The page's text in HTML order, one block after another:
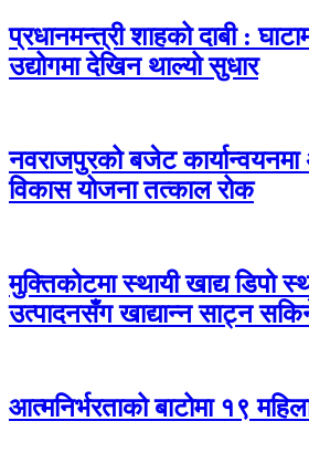
प्रधानमन्त्री शाहको दाबी :
उद्योगमा देखिन थाल्यो सुधार
नवराजपुरको बजेट
विकास योजना तत्काल रोक
मुक्तिकोटमा स्थायी खाद्य डिपो
उत्पादनसँग खाद्यान्न साट्न
आत्मनिर्भरताको बाटोमा १९